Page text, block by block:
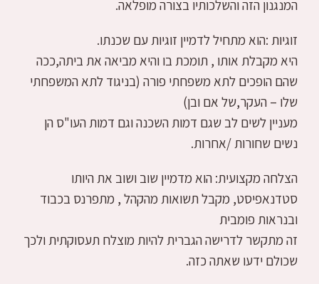
המנגנון הזה והשלכותיו בצורה מופלאה.
זוגיות :הוא מתחיל לדמיין זוגיות עם שכנתו.
היא מקבלת אותו , תומכת בו והיא מביאה את ביתה,ככה
שהם הופכים לתא משפחתי פורה (בניגוד לתא המשפחתי
שלו – העקר,של אם ובן)
מעניין לשים לב שגם דמות השכנה וגם דמות העו"ס הן
נשים שחורות /אחרות.
הצלחה מקצועית: הוא מדמיין שוב ושוב את היותו
סטדנאפיסט, מקבל תשואות מהקהל , מתפרנס בכבוד
ובנראות פומבית
זה מתקשר לדרישה הגברית להיות מוצלח תעסוקתית ולכך
שכולם ידעו שאתה כזה.